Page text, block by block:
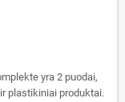
yra 2 puodai,
plastikiniai produktai.